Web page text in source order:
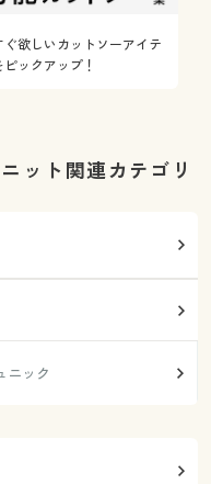
ぐ欲しいカットソーアイテ
ピックアップ！
ット関連カテゴリ
ニック